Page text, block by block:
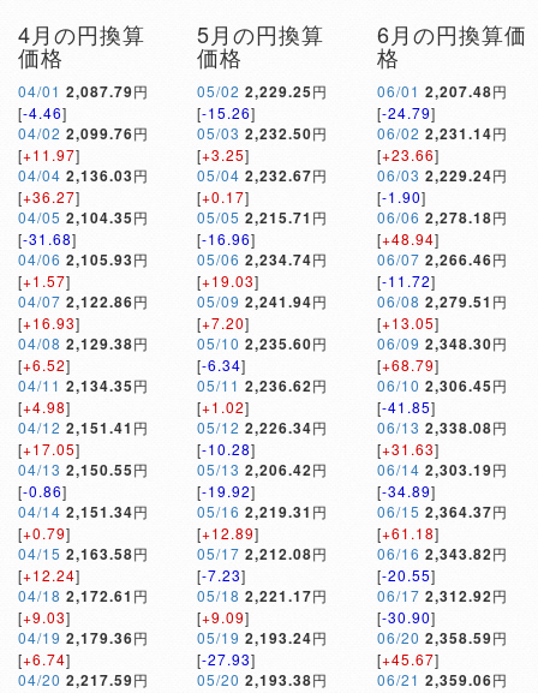
4月の円換算
価格
04/01 2,087.79円
[-4.46]
04/02 2,099.76円
[+11.97]
04/04 2,136.03円
[+36.27]
04/05 2,104.35円
[-31.68]
04/06 2,105.93円
[+1.57]
04/07 2,122.86円
[+16.93]
04/08 2,129.38円
[+6.52]
04/11 2,134.35円
[+4.98]
04/12 2,151.41 円
[+17.05]
04/13 2,150.55円
[-0.86]
04/14 2,151.34円
[+0.79]
04/15 2,163.58円
[+12.24]
04/18 2,172.61 円
[+9.03]
04/19 2,179.36円
[+6.74]
04/20 2,217.59円
5月の円換算
価格
05/02 2,229.25円
[-15.26]
05/03 2,232.50円
[+3.25]
05/04 2,232.67円
[+0.17]
05/05 2,215.71 円
[-16.96]
05/06 2,234.74円
[+19.03]
05/09 2,241.94円
[+7.20]
05/10 2,235.60円
[-6.34]
05/11 2,236.62円
[+1.02]
05/12 2,226.34円
[-10.28]
05/13 2,206.42円
[-19.92]
05/16 2,219.31 円
[+12.89]
05/17 2,212.08円
[-7.23]
05/18 2,221.17円
[+9.09]
05/19 2,193.24円
[-27.93]
05/20 2,193.38円
6月の円換算価
格
06/01 2,207.48円
[-24.79]
06/02 2,231.14円
[+23.66]
06/03 2,229.24円
[-1.90]
06/06 2,278.18円
[+48.94]
06/07 2,266.46円
[-11.72]
06/08 2,279.51 円
[+13.05]
06/09 2,348.30円
[+68.79]
06/10 2,306.45円
[-41.85]
06/13 2,338.08円
[+31.63]
06/14 2,303.19円
[-34.89]
06/15 2,364.37円
[+61.18]
06/16 2,343.82円
[-20.55]
06/17 2,312.92円
[-30.90]
06/20 2,358.59円
[+45.67]
06/21 2,359.06円